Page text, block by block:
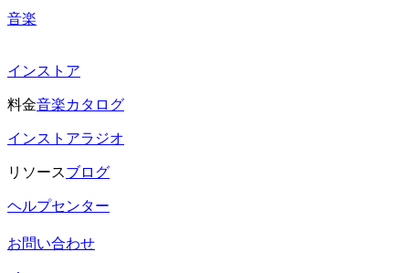
音楽
インストア
料金音楽カタログ
インストアラジオ
リソースブログ
ヘルプセンター
お問い合わせ